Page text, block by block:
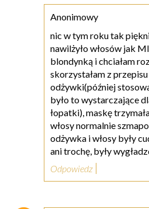
Anonimowy
nic w tym roku tak
nawilżyło włosów jak
blondynką i chciałam
skorzystałam z
odżywki(później
było to wystarczające
łopatki), maskę
włosy normalnie
odżywka i włosy były
ani trochę, były
Odpowiedz